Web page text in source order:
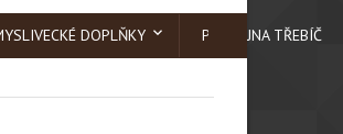
DOPLŇKY PRODEJNA TŘEBÍČ